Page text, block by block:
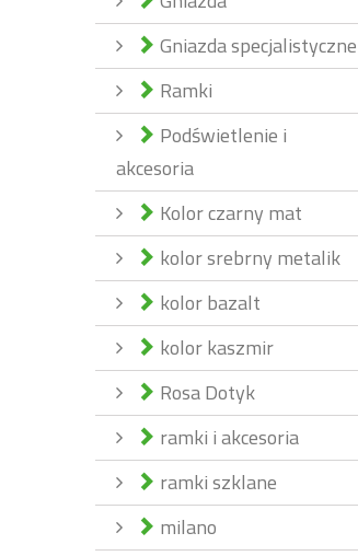
Gniazda specjalistyczne
Ramki
Podświetlenie i
akcesoria
Kolor czarny mat
kolor srebrny metalik
kolor bazalt
kolor kaszmir
Rosa Dotyk
ramki i akcesoria
ramki szklane
milano